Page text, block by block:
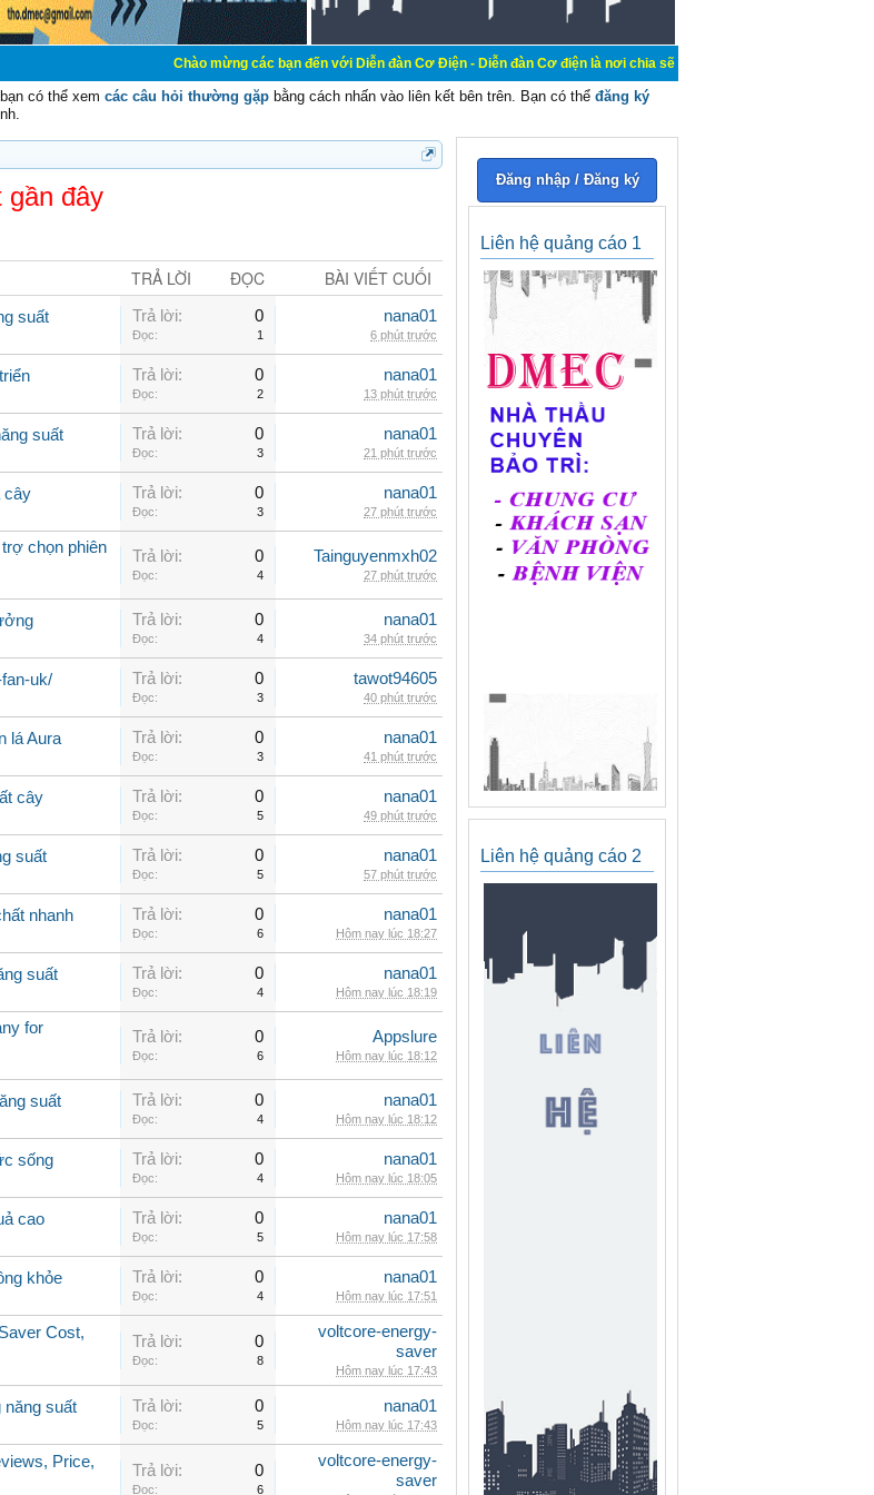
Chào mừng các bạn đến với Diễn đàn Cơ Điện - Diễn đàn Cơ điện là nơi chia sẽ kiến thức kinh nghiệm trong lãnh vực
có thể xem các câu hỏi thường gặp bằng cách nhấn vào liên kết bên trên. Bạn có thể đăng ký
gần đây
TRẢ LỜI ĐỌC BÀI VIẾT CUỐI
suất Trả lời: 0
Đọc: 1
nana01
6 phút trước
Trả lời: 0
Đọc: 2
nana01
13 phút trước
suất Trả lời: 0
Đọc: 3
nana01
21 phút trước
cây Trả lời: 0
Đọc: 3
nana01
27 phút trước
chọn phiên
Trả lời: 0
Đọc: 4
Tainguyenmxh02
27 phút trước
Trả lời: 0
Đọc: 4
nana01
34 phút trước
uk/ Trả lời: 0
Đọc: 3
tawot94605
40 phút trước
lá Aura Trả lời: 0
Đọc: 3
nana01
41 phút trước
cây Trả lời: 0
Đọc: 5
nana01
49 phút trước
suất Trả lời: 0
Đọc: 5
nana01
57 phút trước
nhanh Trả lời: 0
Đọc: 6
nana01
Hôm nay lúc 18:27
suất Trả lời: 0
Đọc: 4
nana01
Hôm nay lúc 18:19
for
Trả lời: 0
Đọc: 6
Appslure
Hôm nay lúc 18:12
suất Trả lời: 0
Đọc: 4
nana01
Hôm nay lúc 18:12
sống Trả lời: 0
Đọc: 4
nana01
Hôm nay lúc 18:05
cao Trả lời: 0
Đọc: 5
nana01
Hôm nay lúc 17:58
khỏe Trả lời: 0
Đọc: 4
nana01
Hôm nay lúc 17:51
Cost,
Trả lời: 0
Đọc: 8
voltcore-energy-
saver
Hôm nay lúc 17:43
năng suất Trả lời: 0
Đọc: 5
nana01
Hôm nay lúc 17:43
Price,
Trả lời: 0
Đọc: 6
voltcore-energy-
saver
Đăng nhập / Đăng ký
Liên hệ quảng cáo 1
Liên hệ quảng cáo 2